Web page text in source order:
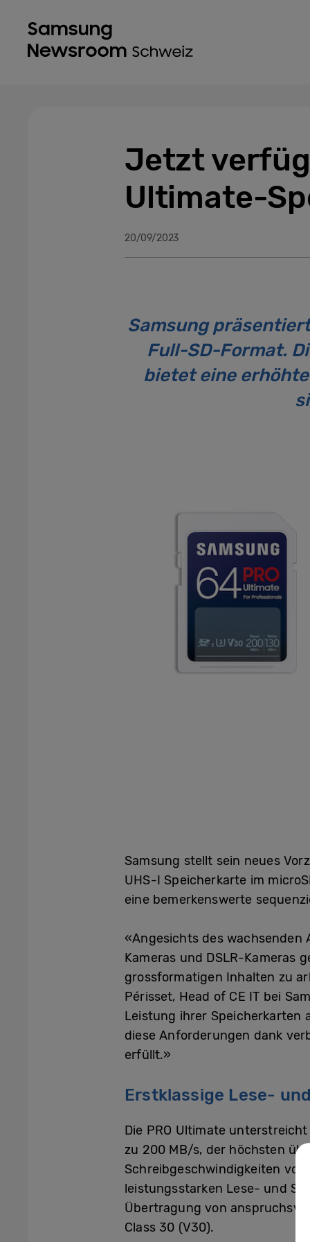
Jetzt
Ultimate-
20/09/2023
Samsung
Full-SD-Format.
bietet eine
Samsung stellt sein neues
UHS-I Speicherkarte im
eine bemerkenswerte
«Angesichts des wachsenden
Kameras und DSLR-Kameras
grossformatigen Inhalten zu
Périsset, Head of CE IT bei
Leistung ihrer Speicherkarten
diese Anforderungen dank
erfüllt.»
Erstklassige Lese-
Die PRO Ultimate
zu 200 MB/s, der höchsten
Schreibgeschwindigkeiten
leistungsstarken Lese- und
Übertragung von
Class 30 (V30).